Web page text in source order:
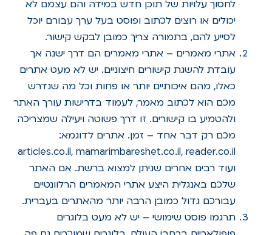
לחסוך עלויות של תוכן חדש במידה והם עצמם לא
יכולים או רוצים לכתוב ופוסט בעל ערך עבורם יוכל
לסייע להם, בתמורה צריך כמובן לבקש קישור.
אתרי מאמרים – אתרי מאמרים הם דרך ישנה אך
עובדת להשגת קישורים חיצוניים. יש לא מעט אתרים
כאלו, מהם איכותיים יותר או פחות וכל מה שנדרש
מכם הוא לכתוב מאמר, לעמוד בדרישות עורך האתר
ולהטמיע בו קישורים. זו דרך פשוטה ויעילה שמצריכה
מכם רק דבר אחד – זמן. אתרים לדוגמא:
articles.co.il, mamarimbareshet.co.il, reader.co.il
ועוד רבים אחרים שניתן למצוא ברשת. אם האתר
שלכם באנגלית היצע אתרי המאמרים הרלוונטיים
עבורכם גדול כמובן הרבה יותר מהאתרים בעברית.
תרגמו פוסט שימושי – יש לא מעט בלוגרים